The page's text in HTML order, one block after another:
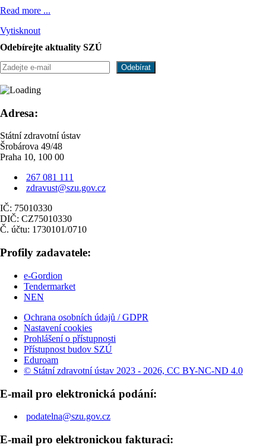
Read more ...
Vytisknout
Odebírejte aktuality SZÚ
Adresa:
Státní zdravotní ústav
Šrobárova 49/48
Praha 10, 100 00
267 081 111
zdravust@szu.gov.cz
IČ: 75010330
DIČ: CZ75010330
Č. účtu: 1730101/0710
Profily zadavatele:
e-Gordion
Tendermarket
NEN
Ochrana osobních údajů / GDPR
Nastavení cookies
Prohlášení o přístupnosti
Přístupnost budov SZÚ
Eduroam
© Státní zdravotní ústav 2023 - 2026, CC BY-NC-ND 4.0
E-mail pro elektronická podání:
podatelna@szu.gov.cz
E-mail pro elektronickou fakturaci: